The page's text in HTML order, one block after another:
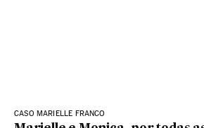
CASO MARIELLE FRANCO